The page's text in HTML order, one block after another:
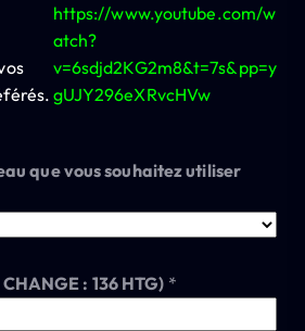
https://www.youtube.com/w
atch?
v=6sdjd2KG2m8&t=7s&pp=y
gUJY296eXRvcHVw
que vous souhaitez utiliser
: 136 HTG) *